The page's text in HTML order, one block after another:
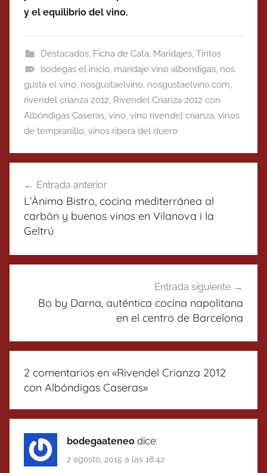
y el equilibrio del vino.
Destacados, Ficha de Cata, Maridajes, Tintos
bodegas el inicio, maridaje vino albondigas, nos
gusta el vino, nosgustaelvino, nosgustaelvino.com,
rivendel crianza 2012, Rivendel Crianza 2012 con
Albóndigas Caseras, vino, vino rivendel crianza, vinos
de tempranillo, vinos ribera del duero
de
entradas
Entrada anterior
L’Ànima Bistro, cocina mediterránea al
carbón y buenos vinos en Vilanova i la
Geltrú
Entrada siguiente
Bo by Darna, auténtica cocina napolitana
en el centro de Barcelona
2 comentarios en «Rivendel Crianza 2012
con Albóndigas Caseras»
bodegaateneo dice:
2 agosto, 2015 a las 18:42